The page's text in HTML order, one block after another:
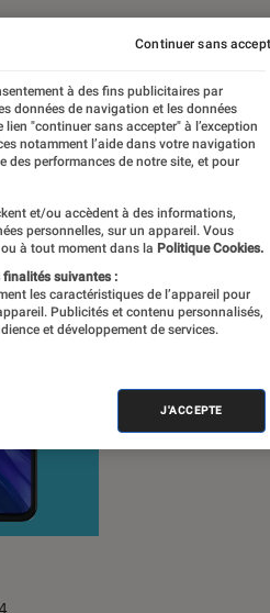
5
à des fins publicitaires par
données de navigation et les données
"continuer sans accepter" à l’exception
notamment l’aide dans votre navigation
des performances de notre site, et pour
et/ou accèdent à des informations,
personnelles, sur un appareil. Vous
à tout moment dans la Politique Cookies.
finalités suivantes :
les caractéristiques de l’appareil pour
Publicités et contenu personnalisés,
et développement de services.
J'ACCEPTE
Continuer sans